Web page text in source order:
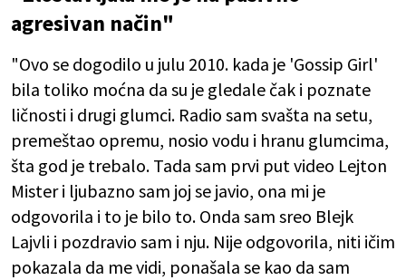
agresivan način"
"Ovo se dogodilo u julu 2010. kada je 'Gossip Girl'
bila toliko moćna da su je gledale čak i poznate
ličnosti i drugi glumci. Radio sam svašta na setu,
premeštao opremu, nosio vodu i hranu glumcima,
šta god je trebalo. Tada sam prvi put video Lejton
Mister i ljubazno sam joj se javio, ona mi je
odgovorila i to je bilo to. Onda sam sreo Blejk
Lajvli i pozdravio sam i nju. Nije odgovorila, niti ičim
pokazala da me vidi, ponašala se kao da sam